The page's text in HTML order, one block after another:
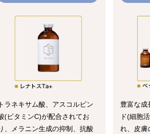
ラネキサム酸、アスコルビン
(ビタミンC)が配合されてお
、メラニン生成の抑制、抗酸
豊富な成
ド(細胞
れ、皮膚